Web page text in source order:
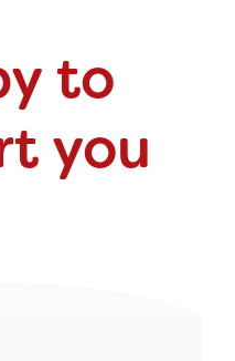
to
you